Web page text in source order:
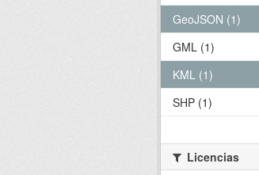
GeoJSON (1)
GML (1)
KML (1)
SHP (1)
Licencias